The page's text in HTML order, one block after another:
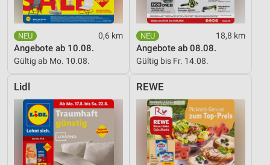
0,6 km
Angebote ab 10.08.
Gültig ab Mo. 10.08.
18,8 km
Angebote ab 08.08.
Gültig bis Fr. 14.08.
Lidl REWE